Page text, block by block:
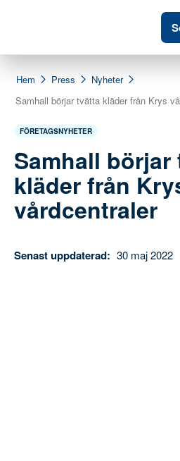
Hem Press
Nyheter
Samhall börjar tvätta kläder från
FÖRETAGSNYHETER
Samhall
kläder från
vårdcentraler